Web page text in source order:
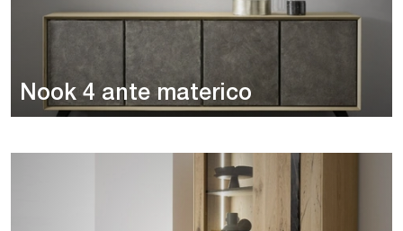
Nook 4 ante materico